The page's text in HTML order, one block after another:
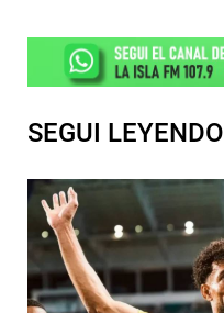
SEGUI LEYENDO